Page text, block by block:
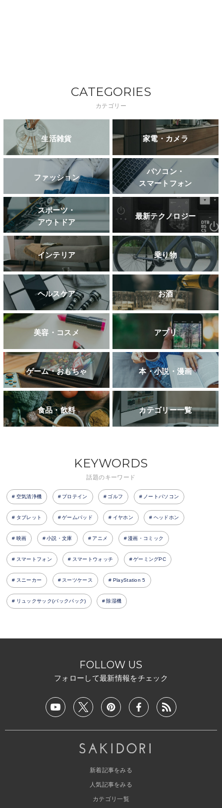
CATEGORIES
カテゴリー
生活雑貨 家電・カメラ
ファッション
パソコン・
スマートフォン
スポーツ・
アウトドア
最新テクノロジー
インテリア 乗り物
ヘルスケア お酒
美容・コスメ アプリ
ゲーム・おもちゃ 本・小説・漫画
食品・飲料 カテゴリー一覧
KEYWORDS
話題のキーワード
空気清浄機 プロテイン ゴルフ ノートパソコン
タブレット ゲームパッド イヤホン ヘッドホン
映画 小説・文庫 アニメ 漫画・コミック
スマートフォン スマートウォッチ ゲーミングPC
スニーカー スーツケース PlayStation 5
リュックサック(バックパック) 除湿機
FOLLOW US
フォローして最新情報をチェック
新着記事をみる
人気記事をみる
カテゴリ一覧